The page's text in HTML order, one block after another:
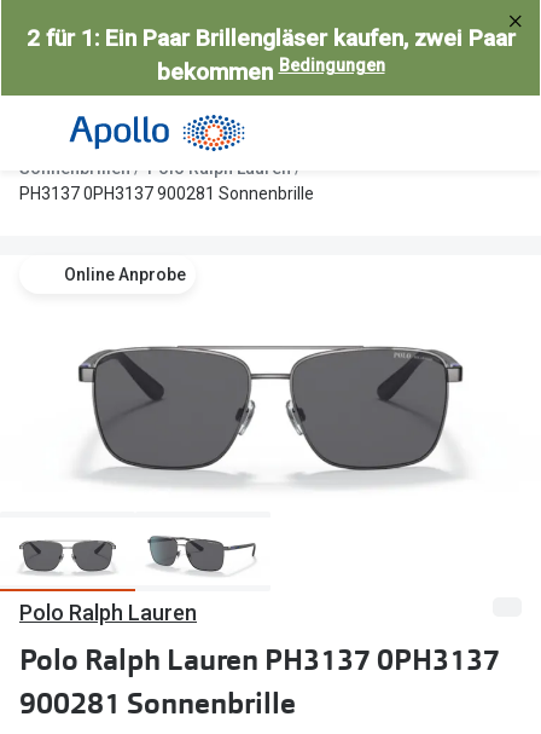
zum2 für 1: Ein Paar Brillengläser kaufen, zwei Paar
bekommen Bedingungen
Alle Brillen
Damen
Herren
Gleitsicht
Selbsttönende Brillen
Lesebrillen
Weitere Kategorien
Brillen Sale
Marken
Ray-Ban
DbyD
Prada
Ray-Ban
Sonnenbrillen
Polo Ralph Lauren
PH3137 0PH3137 900281 Sonnenbrille
Online Anprobe
Polo Ralph Lauren
Polo Ralph Lauren PH3137 0PH3137
900281 Sonnenbrille